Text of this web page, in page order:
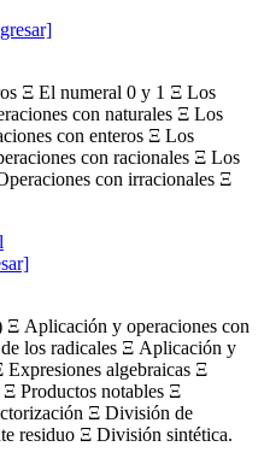
Ξ El numeral 0 y 1 Ξ Los
con naturales Ξ Los
con enteros Ξ Los
con racionales Ξ Los
con irracionales Ξ
Ξ Aplicación y operaciones con
los radicales Ξ Aplicación y
algebraicas Ξ
Productos notables Ξ
Ξ División de
residuo Ξ División sintética.